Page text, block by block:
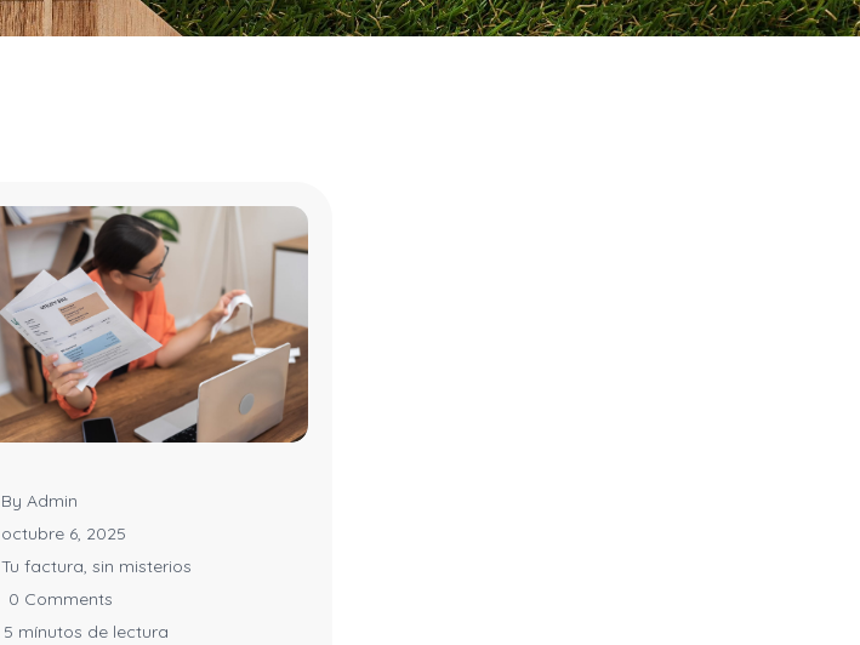
By Admin
octubre 6, 2025
Tu factura, sin misterios
0 Comments
5 mínutos de lectura